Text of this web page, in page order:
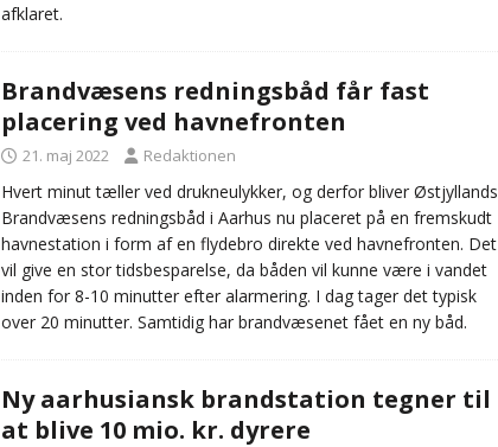
afklaret.
Brandvæsens redningsbåd får fast
placering ved havnefronten
21. maj 2022 Redaktionen
Hvert minut tæller ved drukneulykker, og derfor bliver Østjyllands
Brandvæsens redningsbåd i Aarhus nu placeret på en fremskudt
havnestation i form af en flydebro direkte ved havnefronten. Det
vil give en stor tidsbesparelse, da båden vil kunne være i vandet
inden for 8-10 minutter efter alarmering. I dag tager det typisk
over 20 minutter. Samtidig har brandvæsenet fået en ny båd.
Ny aarhusiansk brandstation tegner til
at blive 10 mio. kr. dyrere